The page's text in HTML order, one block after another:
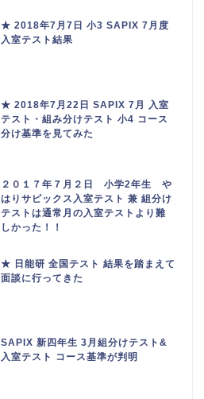
★ 2018年7月7日 小3 SAPIX 7月度
入室テスト結果
★ 2018年7月22日 SAPIX 7月 入室
テスト・組み分けテスト 小4 コース
分け基準を見てみた
２０１７年７月２日 小学2年生 や
はりサピックス入室テスト 兼 組分け
テストは通常月の入室テストより難
しかった！！
★ 日能研 全国テスト 結果を踏まえて
面談に行ってきた
SAPIX 新四年生 3月組分けテスト&
入室テスト コース基準が判明